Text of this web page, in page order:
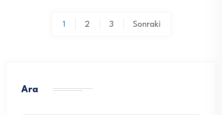
1 2 3 Sonraki
Ara